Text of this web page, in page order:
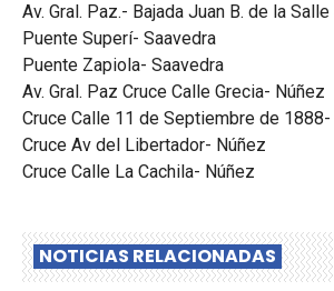
Av. Gral. Paz.- Bajada Juan B. de la
Puente Superí- Saavedra
Puente Zapiola- Saavedra
Av. Gral. Paz Cruce Calle Grecia- Núñez
Cruce Calle 11 de Septiembre de 1888-
Cruce Av del Libertador- Núñez
Cruce Calle La Cachila- Núñez
NOTICIAS RELACIONADAS